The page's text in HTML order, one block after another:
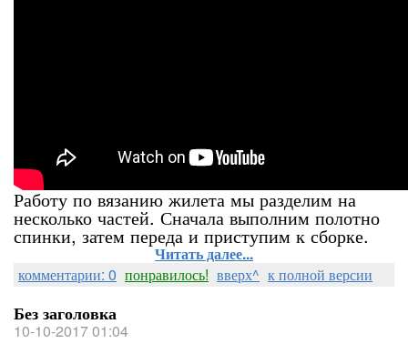
Работу по вязанию жилета мы разделим на
несколько частей. Сначала выполним полотно
спинки, затем переда и приступим к сборке.
Читать далее...
комментарии: 0 понравилось! вверх^ к полной версии
Без заголовка
10-10-2017 01:04